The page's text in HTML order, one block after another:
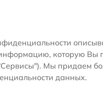
которую Вы
"Сервисы"). Мы придаем
данных.